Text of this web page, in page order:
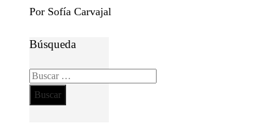
Por Sofía Carvajal
Búsqueda
Buscar: